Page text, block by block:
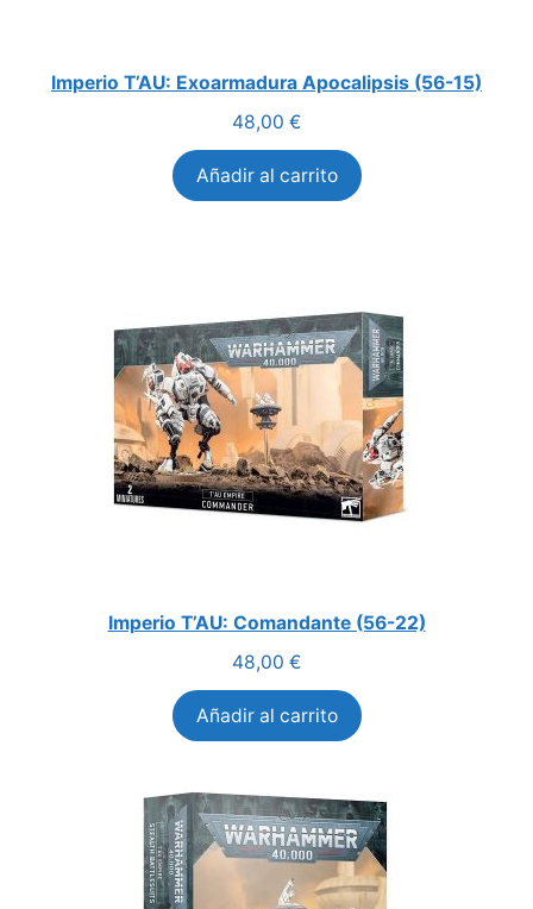
Imperio T’AU: Exoarmadura Apocalipsis (56-15)
48,00 €
Añadir al carrito
Imperio T’AU: Comandante (56-22)
48,00 €
Añadir al carrito